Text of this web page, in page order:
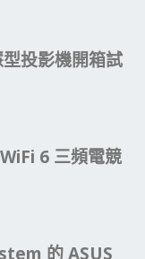
投影機開箱試
6 三頻電競
的 ASUS